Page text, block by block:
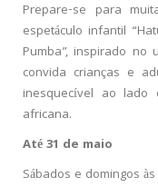
Prepare-se para
espetáculo infantil
Pumba”, inspirado no
convida crianças e
inesquecível ao lado
africana.
Até 31 de maio
Sábados e domingos às